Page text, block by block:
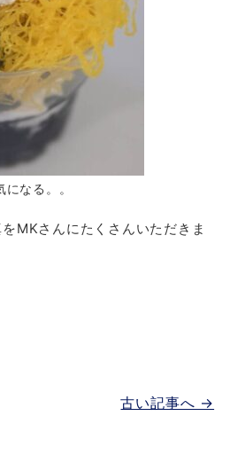
なる。。
MKさんにたくさんいただきま
古い記事へ →